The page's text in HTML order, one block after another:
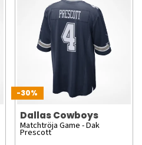
-30%
Dallas Cowboys
Matchtröja Game - Dak
Prescott